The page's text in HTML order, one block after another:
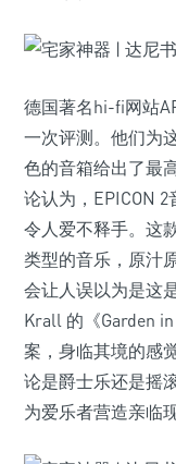
德国著名hi-fi网站
一次评测。他们为
色的音箱给出了最
论认为，EPICON
令人爱不释手。这
类型的音乐，原汁
会让人误以为是这
Krall 的《Garden
案，身临其境的感
论是爵士乐还是摇
为爱乐者营造亲临